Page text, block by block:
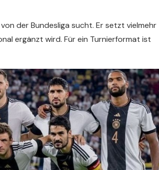
der Bundesliga sucht. Er setzt vielmehr
ergänzt wird. Für ein Turnierformat ist